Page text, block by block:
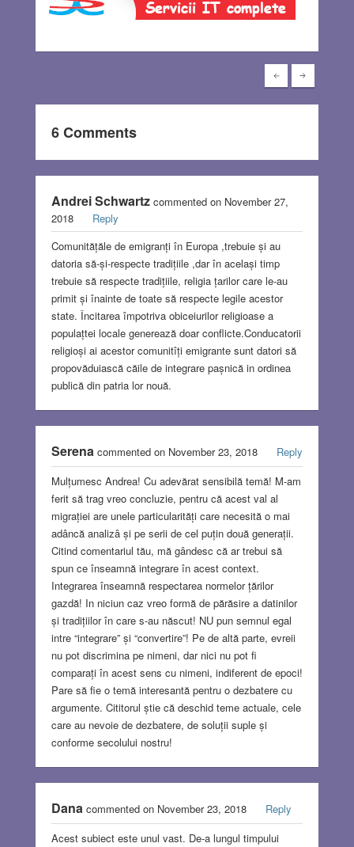
6 Comments
Andrei Schwartzcommented on November 27,
2018
Reply
Comunitățăle de emigranți în Europa ,trebuie și au
datoria să-și-respecte tradițiile ,dar în același timp
trebuie să respecte tradițiile, religia țarilor care le-au
primit și înainte de toate să respecte legile acestor
state. Încitarea împotriva obiceiurilor religioase a
populațtei locale generează doar conflicte.Conducatorii
religioși ai acestor comunitîți emigrante sunt datori să
propovăduiască căile de integrare pașnică in ordinea
publică din patria lor nouă.
Serenacommented on November 23, 2018
Reply
Mulțumesc Andrea! Cu adevărat sensibilă temă! M-am
ferit să trag vreo concluzie, pentru că acest val al
migrației are unele particularități care necesită o mai
adâncă analizâ și pe serii de cel puțin două generații.
Citind comentariul tău, mă gândesc că ar trebui să
spun ce înseamnă integrare în acest context.
Integrarea înseamnă respectarea normelor țărilor
gazdă! In niciun caz vreo formă de părăsire a datinilor
și tradițiilor în care s-au născut! NU pun semnul egal
intre “integrare” și “convertire”! Pe de altă parte, evreii
nu pot discrimina pe nimeni, dar nici nu pot fi
comparați în acest sens cu nimeni, indiferent de epoci!
Pare să fie o temă interesantă pentru o dezbatere cu
argumente. Cititorul știe că deschid teme actuale, cele
care au nevoie de dezbatere, de soluții suple și
conforme secolului nostru!
Danacommented on November 23, 2018
Reply
Acest subiect este unul vast. De-a lungul timpului